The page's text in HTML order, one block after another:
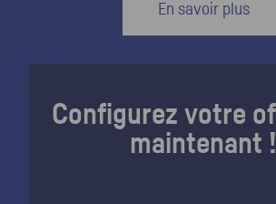
En savoir plus
Configurez votre
maintenant !